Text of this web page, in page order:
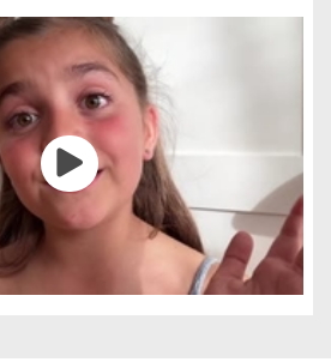
que el sitio sea más fácil de usar